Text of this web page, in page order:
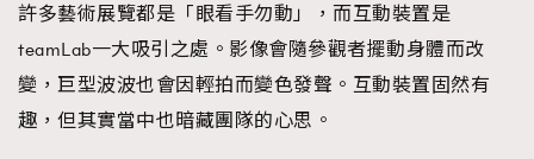
許多藝術展覽都是「眼看手勿動」，而互動裝置是
teamLab一大吸引之處。影像會隨參觀者擺動身體而改
變，巨型波波也會因輕拍而變色發聲。互動裝置固然有
趣，但其實當中也暗藏團隊的心思。